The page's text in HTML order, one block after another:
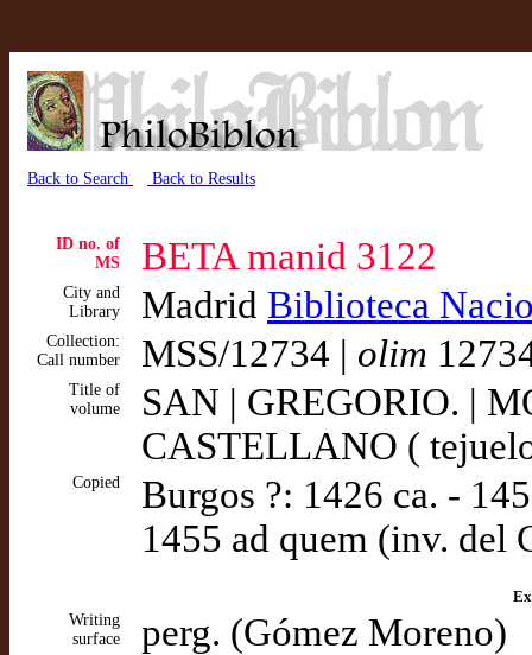
Back to Search Back to Results
ID no. of
MS
BETA manid 3122
City and
Library
Madrid Biblioteca
Collection:
Call number
MSS/12734 | olim
Title of
volume
SAN | GREGORIO. |
CASTELLANO (
Copied
Burgos ?: 1426 ca. -
1455 ad quem (inv. del
Writing
surface
perg. (Gómez Moreno)